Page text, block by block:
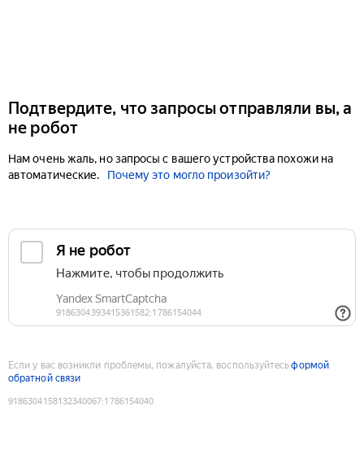
Подтвердите, что запросы отправляли вы, а
не робот
Нам очень жаль, но запросы с вашего устройства похожи на
автоматические.
Почему это могло произойти?
Если у вас возникли проблемы, пожалуйста, воспользуйтесьформой
обратной связи
9186304158132340067:1786154040